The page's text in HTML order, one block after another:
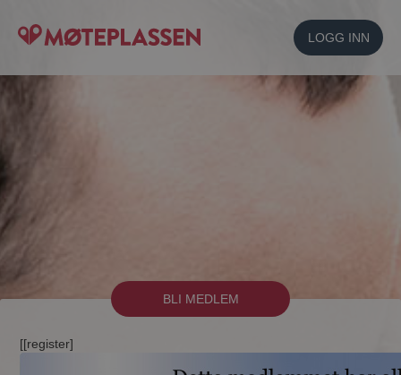
LOGG INN
BLI MEDLEM
[[register]